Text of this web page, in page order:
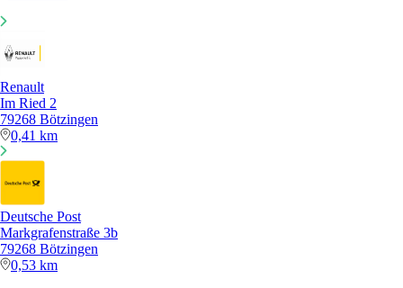
Renault
Im Ried 2
79268 Bötzingen
0,41 km
Deutsche Post
Markgrafenstraße 3b
79268 Bötzingen
0,53 km